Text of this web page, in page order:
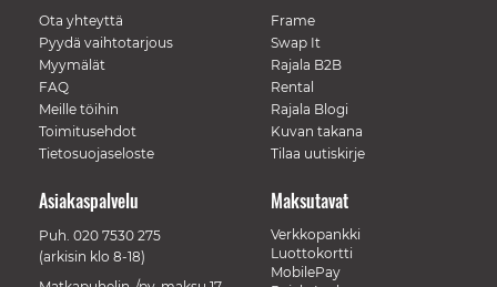
Ota yhteyttä
Pyydä vaihtotarjous
Myymälät
FAQ
Meille töihin
Toimitusehdot
Tietosuojaseloste
Frame
Swap It
Rajala B2B
Rental
Rajala Blogi
Kuvan takana
Tilaa uutiskirje
Maksutavat
Verkkopankki
Luottokortti
MobilePay
Asiakaspalvelu
Puh. 020 7530 275
(arkisin klo 8-18)